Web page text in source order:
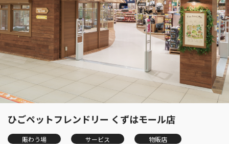
ひごペットフレンドリー くずはモール店
賑わう場 サービス 物販店